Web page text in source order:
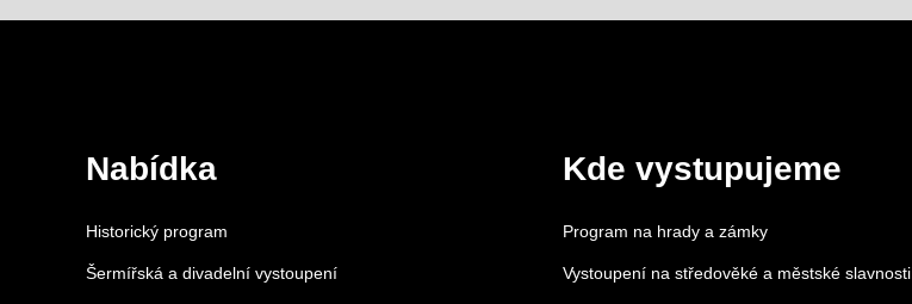
Nabídka
Historický program
Šermířská a divadelní vystoupení
Kde vystupujeme
Program na hrady a zámky
Vystoupení na středověké a městské slavnosti